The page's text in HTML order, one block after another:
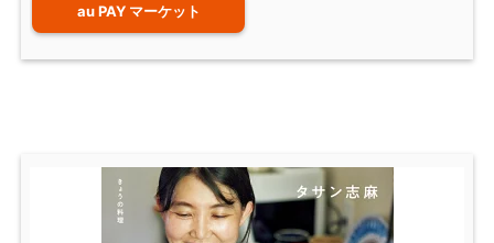
au PAY マーケット